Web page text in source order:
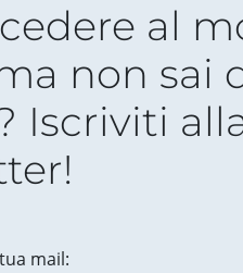
al
non sai
Iscriviti
mail: